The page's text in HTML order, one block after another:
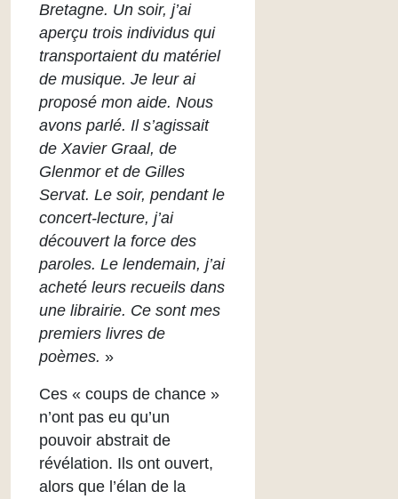
Bretagne. Un soir, j’ai
aperçu trois individus qui
transportaient du matériel
de musique. Je leur ai
proposé mon aide. Nous
avons parlé. Il s’agissait
de Xavier Graal, de
Glenmor et de Gilles
Servat. Le soir, pendant le
concert-lecture, j’ai
découvert la force des
paroles. Le lendemain, j’ai
acheté leurs recueils dans
une librairie. Ce sont mes
premiers livres de
poèmes. »
Ces « coups de chance »
n’ont pas eu qu’un
pouvoir abstrait de
révélation. Ils ont ouvert,
alors que l’élan de la